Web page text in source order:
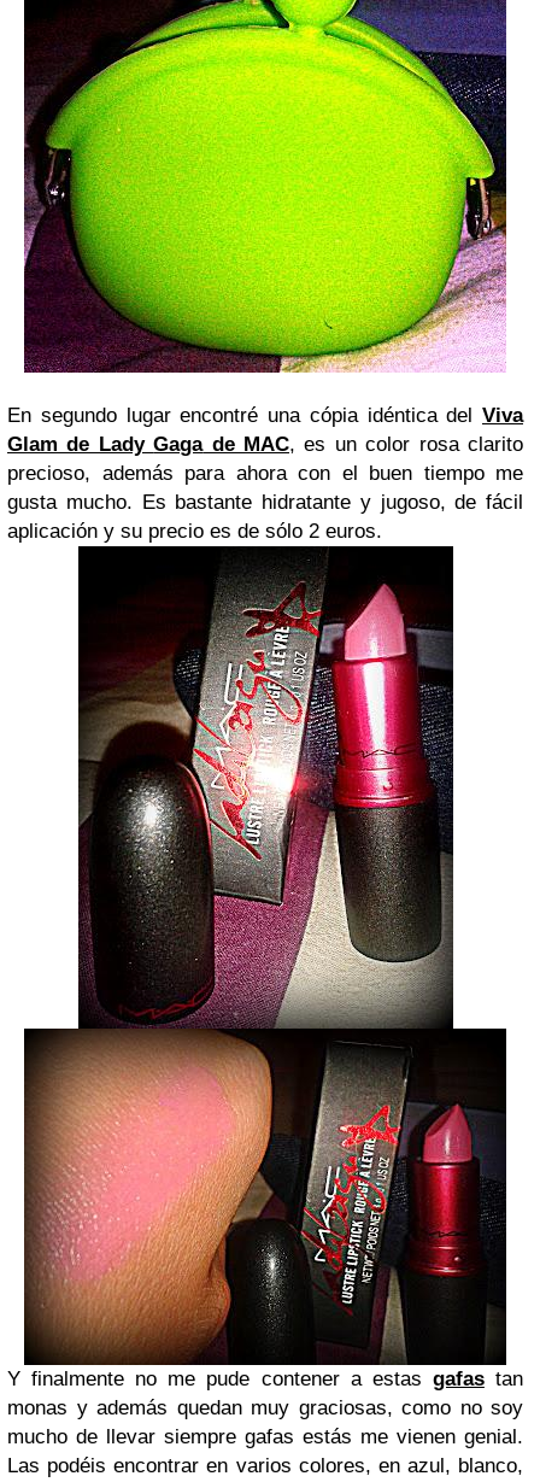
En segundo lugar encontré una cópia idéntica del Viva
Glam de LadyGagade MAC, es un color rosa clarito
precioso, además para ahora con el buen tiempo me
gusta mucho. Es bastante hidratante y jugoso, de fácil
aplicación y su precio es de sólo 2 euros.
Y finalmente no me pude contener a estas gafastan
monas y además quedan muy graciosas, como no soy
mucho de llevar siempre gafas estás me vienen genial.
Las podéis encontrar en varios colores, en azul, blanco,